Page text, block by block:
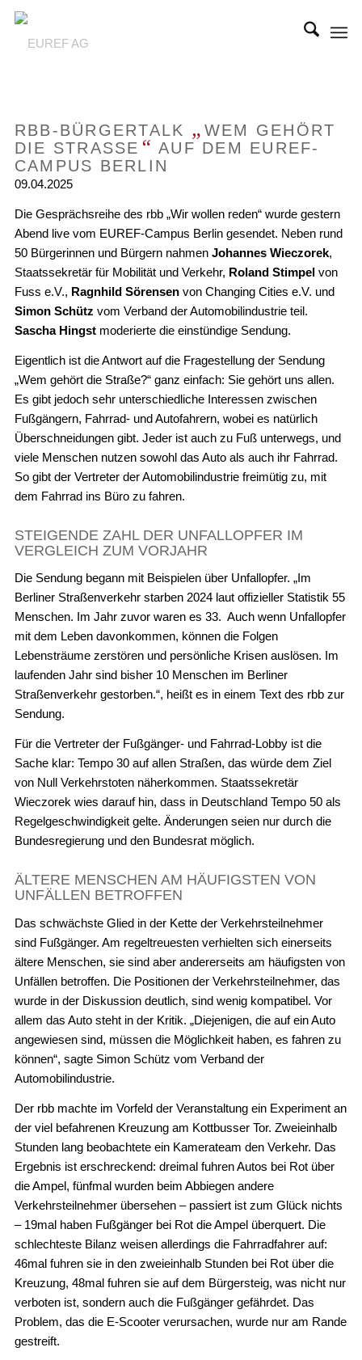
RBB-BÜRGERTALK „ WEM GEHÖRT
DIE STRASSE
“ AUF DEM EUREF-
CAMPUS BERLIN
09.04.2025
Die Gesprächsreihe des rbb „Wir wollen reden“ wurde gestern
Abend live vom EUREF-Campus Berlin gesendet. Neben rund
50 Bürgerinnen und Bürgern nahmen Johannes Wieczorek,
Staatssekretär für Mobilität und Verkehr, Roland Stimpelvon
Fuss e.V., Ragnhild Sörensenvon Changing Cities e.V. und
Simon Schütz vom Verband der Automobilindustrie teil.
Sascha Hingstmoderierte die einstündige Sendung.
Eigentlich ist die Antwort auf die Fragestellung der Sendung
„Wem gehört die Straße?“ ganz einfach: Sie gehört uns allen.
Es gibt jedoch sehr unterschiedliche Interessen zwischen
Fußgängern, Fahrrad- und Autofahrern, wobei es natürlich
Überschneidungen gibt. Jeder ist auch zu Fuß unterwegs, und
viele Menschen nutzen sowohl das Auto als auch ihr Fahrrad.
So gibt der Vertreter der Automobilindustrie freimütig zu, mit
dem Fahrrad ins Büro zu fahren.
STEIGENDE ZAHL DER UNFALLOPFER IM
VERGLEICH ZUM VORJAHR
Die Sendung begann mit Beispielen über Unfallopfer. „Im
Berliner Straßenverkehr starben 2024 laut offizieller Statistik 55
Menschen. Im Jahr zuvor waren es 33. Auch wenn Unfallopfer
mit dem Leben davonkommen, können die Folgen
Lebensträume zerstören und persönliche Krisen auslösen. Im
laufenden Jahr sind bisher 10 Menschen im Berliner
Straßenverkehr gestorben.“, heißt es in einem Text des rbb zur
Sendung.
Für die Vertreter der Fußgänger- und Fahrrad-Lobby ist die
Sache klar: Tempo 30 auf allen Straßen, das würde dem Ziel
von Null Verkehrstoten näherkommen. Staatssekretär
Wieczorek wies darauf hin, dass in Deutschland Tempo 50 als
Regelgeschwindigkeit gelte. Änderungen seien nur durch die
Bundesregierung und den Bundesrat möglich.
ÄLTERE MENSCHEN AM HÄUFIGSTEN VON
UNFÄLLEN BETROFFEN
Das schwächste Glied in der Kette der Verkehrsteilnehmer
sind Fußgänger. Am regeltreuesten verhielten sich einerseits
ältere Menschen, sie sind aber andererseits am häufigsten von
Unfällen betroffen. Die Positionen der Verkehrsteilnehmer, das
wurde in der Diskussion deutlich, sind wenig kompatibel. Vor
allem das Auto steht in der Kritik. „Diejenigen, die auf ein Auto
angewiesen sind, müssen die Möglichkeit haben, es fahren zu
können“, sagte Simon Schütz vom Verband der
Automobilindustrie.
Der rbb machte im Vorfeld der Veranstaltung ein Experiment an
der viel befahrenen Kreuzung am Kottbusser Tor. Zweieinhalb
Stunden lang beobachtete ein Kamerateam den Verkehr. Das
Ergebnis ist erschreckend: dreimal fuhren Autos bei Rot über
die Ampel, fünfmal wurden beim Abbiegen andere
Verkehrsteilnehmer übersehen – passiert ist zum Glück nichts
– 19mal haben Fußgänger bei Rot die Ampel überquert. Die
schlechteste Bilanz weisen allerdings die Fahrradfahrer auf:
46mal fuhren sie in den zweieinhalb Stunden bei Rot über die
Kreuzung, 48mal fuhren sie auf dem Bürgersteig, was nicht nur
verboten ist, sondern auch die Fußgänger gefährdet. Das
Problem, das die E-Scooter verursachen, wurde nur am Rande
gestreift.